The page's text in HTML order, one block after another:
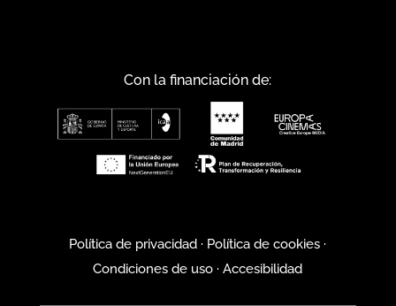
Con la financiación de:
Política de privacidad · Política de cookies ·
Condiciones de uso ·Accesibilidad